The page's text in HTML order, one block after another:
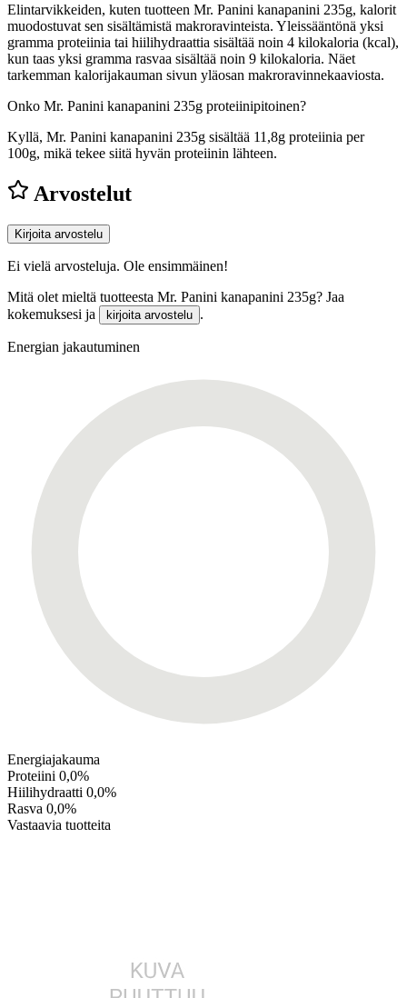
Elintarvikkeiden, kuten tuotteen Mr. Panini kanapanini 235g, kalorit
muodostuvat sen sisältämistä makroravinteista. Yleissääntönä yksi
gramma proteiinia tai hiilihydraattia sisältää noin 4 kilokaloria (kcal),
kun taas yksi gramma rasvaa sisältää noin 9 kilokaloria. Näet
tarkemman kalorijakauman sivun yläosan makroravinnekaaviosta.
Onko Mr. Panini kanapanini 235g proteiinipitoinen?
Kyllä, Mr. Panini kanapanini 235g sisältää 11,8g proteiinia per
100g, mikä tekee siitä hyvän proteiinin lähteen.
Arvostelut
Kirjoita arvostelu
Ei vielä arvosteluja. Ole ensimmäinen!
Mitä olet mieltä tuotteesta Mr. Panini kanapanini 235g? Jaa
kokemuksesi ja
kirjoita arvostelu .
Energian jakautuminen
Energiajakauma
Proteiini 0,0%
Hiilihydraatti 0,0%
Rasva 0,0%
Vastaavia tuotteita